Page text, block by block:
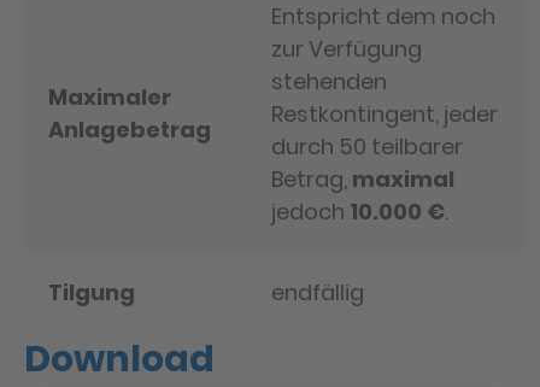
Maximaler
Anlagebetrag
Entspricht dem noch
zur Verfügung
stehenden
Restkontingent, jeder
durch 50 teilbarer
Betrag, maximal
jedoch 10.000 €.
Tilgung endfällig
Download